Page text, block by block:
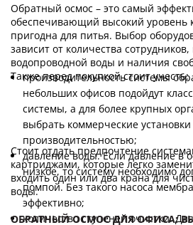
Обратный осмос – это самый
обеспечивающий высокий уровень
пригодна для питья. Выбор
зависит от количества
водопроводной воды и наличия
Также перед покупкой стоит учесть:
производительность системы
небольших офисов подойдут
системы, а для более крупных
выбрать коммерческие
производительностью;
давление воды. Если давление в
низкое, то систему необходимо
помпой. Без такого насоса
эффективно;
количество ступеней очистки.
Стоит отдать предпочтение
картриджами, которые легко
входить один или два крана для
воды.
ОБРАТНЫЙ ОСМОС ДЛЯ ОФИСА: